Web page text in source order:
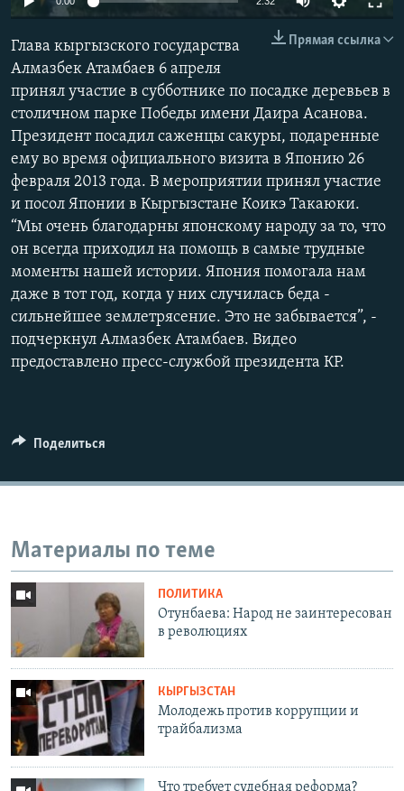
Прямая ссылка
Глава кыргызского государства
Алмазбек Атамбаев 6 апреля
принял участие в субботнике по посадке деревьев в
столичном парке Победы имени Даира Асанова.
Президент посадил саженцы сакуры, подаренные
ему во время официального визита в Японию 26
февраля 2013 года. В мероприятии принял участие
и посол Японии в Кыргызстане Коикэ Такаюки.
“Мы очень благодарны японскому народу за то, что
он всегда приходил на помощь в самые трудные
моменты нашей истории. Япония помогала нам
даже в тот год, когда у них случилась беда -
сильнейшее землетрясение. Это не забывается”, -
подчеркнул Алмазбек Атамбаев. Видео
предоставлено пресс-службой президента КР.
Поделиться
Материалы по теме
ПОЛИТИКА
Отунбаева: Народ не заинтересован
в революциях
КЫРГЫЗСТАН
Молодежь против коррупции и
трайбализма
Что требует cудебная реформа?